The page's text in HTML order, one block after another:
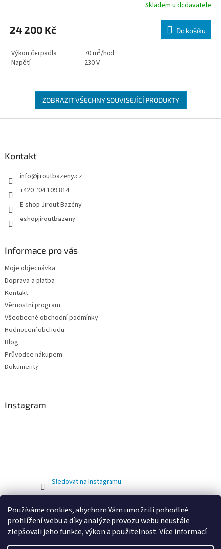
Používáme cookies, abychom Vám umožnili pohodlné
prohlížení webu a díky analýze provozu webu neustále
zlepšovali jeho funkce, výkon a použitelnost.Více informací
Skladem u dodavatele
24 200 Kč Do košíku
Výkon čerpadla 70m3/hod
Napětí
230 V
ZOBRAZIT VŠECHNY SOUVISEJÍCÍ PRODUKTY
Kontakt
info@jiroutbazeny.cz
+420 704 109 814
E-shop Jirout Bazény
eshopjiroutbazeny
Informace pro vás
Moje objednávka
Doprava a platba
Kontakt
Věrnostní program
Všeobecné obchodní podmínky
Hodnocení obchodu
Blog
Průvodce nákupem
Dokumenty
Instagram
Sledovat na Instagramu